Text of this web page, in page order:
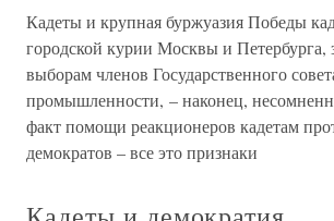
Кадеты и крупная буржуазия Победы
городской курии Москвы и Петербурга,
выборам членов Государственного
промышленности, – наконец,
факт помощи реакционеров кадетам
демократов – все это признаки